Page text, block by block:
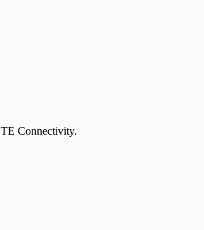
TE Connectivity.